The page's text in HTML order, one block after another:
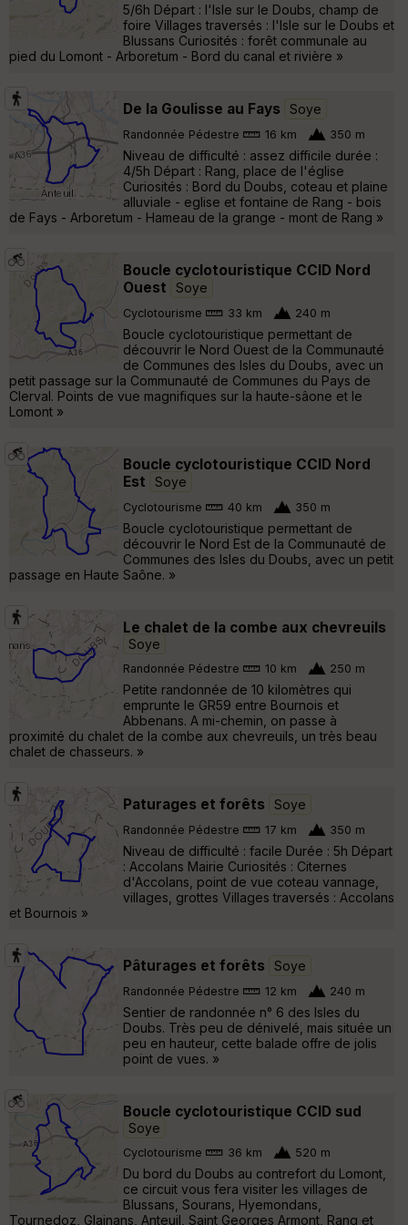
5/6h Départ : l'Isle sur le Doubs, champ de
foire Villages traversés : l'Isle sur le Doubs et
Blussans Curiosités : forêt communale au
pied du Lomont - Arboretum - Bord du canal et rivière »
De la Goulisse au Fays Soye
Randonnée Pédestre 16 km 350 m
Niveau de difficulté : assez difficile durée :
4/5h Départ : Rang, place de l'église
Curiosités : Bord du Doubs, coteau et plaine
alluviale - eglise et fontaine de Rang - bois
de Fays - Arboretum - Hameau de la grange - mont de Rang »
Boucle cyclotouristique CCID Nord
Ouest
Soye
Cyclotourisme 33 km 240 m
Boucle cyclotouristique permettant de
découvrir le Nord Ouest de la Communauté
de Communes des Isles du Doubs, avec un
petit passage sur la Communauté de Communes du Pays de
Clerval. Points de vue magnifiques sur la haute-sâone et le
Lomont »
Boucle cyclotouristique CCID Nord
Est
Soye
Cyclotourisme 40 km 350 m
Boucle cyclotouristique permettant de
découvrir le Nord Est de la Communauté de
Communes des Isles du Doubs, avec un petit
passage en Haute Saône. »
Le chalet de la combe aux chevreuils
Soye
Randonnée Pédestre 10 km 250 m
Petite randonnée de 10 kilomètres qui
emprunte le GR59 entre Bournois et
Abbenans. A mi-chemin, on passe à
proximité du chalet de la combe aux chevreuils, un très beau
chalet de chasseurs. »
Paturages et forêts Soye
Randonnée Pédestre 17 km 350 m
Niveau de difficulté : facile Durée : 5h Départ
: Accolans Mairie Curiosités : Citernes
d'Accolans, point de vue coteau vannage,
villages, grottes Villages traversés : Accolans
et Bournois »
Pâturages et forêts Soye
Randonnée Pédestre 12 km 240 m
Sentier de randonnée n° 6 des Isles du
Doubs. Très peu de dénivelé, mais située un
peu en hauteur, cette balade offre de jolis
point de vues. »
Boucle cyclotouristique CCID sud
Soye
Cyclotourisme 36 km 520 m
Du bord du Doubs au contrefort du Lomont,
ce circuit vous fera visiter les villages de
Blussans, Sourans, Hyemondans,
Tournedoz, Glainans, Anteuil, Saint Georges Armont, Rang et